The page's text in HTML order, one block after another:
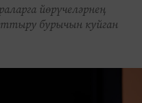
йөрүчеләрнең
бурычын куйган